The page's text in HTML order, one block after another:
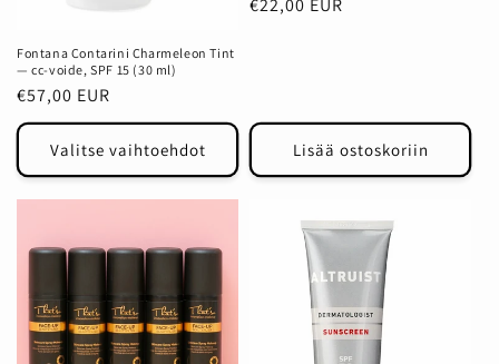
Fontana Contarini Charmeleon Tint
— cc-voide, SPF 15 (30 ml)
Normaalihinta
€57,00 EUR
Valitse vaihtoehdot Lisää ostoskoriin